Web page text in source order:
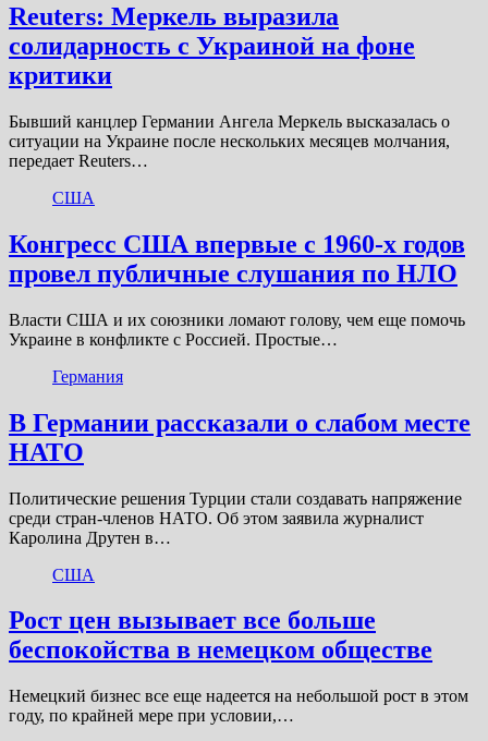
Reuters: Меркель выразила
солидарность с Украиной на фоне
критики
Бывший канцлер Германии Ангела Меркель высказалась о
ситуации на Украине после нескольких месяцев молчания,
передает Reuters…
США
Конгресс США впервые с 1960-х годов
провел публичные слушания по НЛО
Власти США и их союзники ломают голову, чем еще помочь
Украине в конфликте с Россией. Простые…
Германия
В Германии рассказали о слабом месте
НАТО
Политические решения Турции стали создавать напряжение
среди стран-членов НАТО. Об этом заявила журналист
Каролина Друтен в…
США
Рост цен вызывает все больше
беспокойства в немецком обществе
Немецкий бизнес все еще надеется на небольшой рост в этом
году, по крайней мере при условии,…